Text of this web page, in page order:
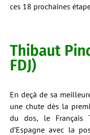
ces 18 prochaines
Thibaut
FDJ)
En deçà de sa
une chute dès la
du dos, le Français
d’Espagne avec la